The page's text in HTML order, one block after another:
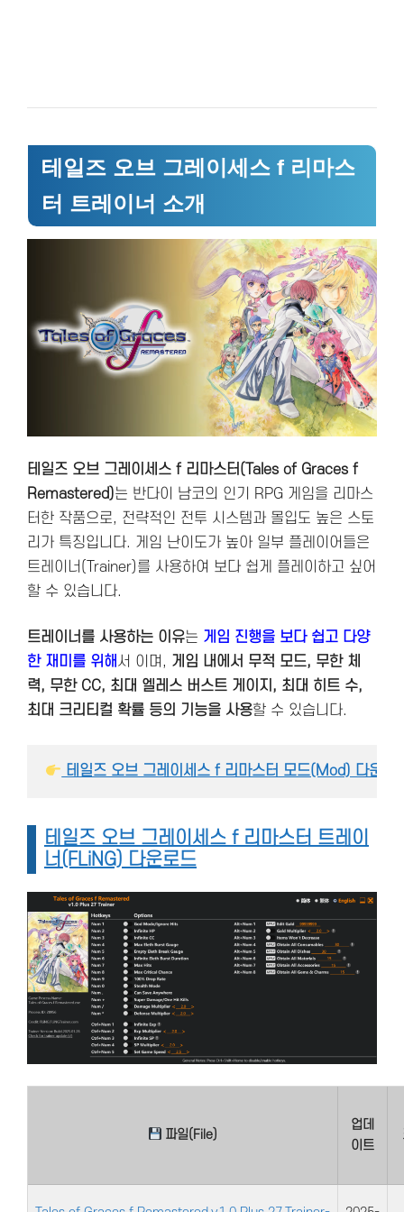
테일즈 오브 그레이세스 f 리마스
터 트레이너 소개
테일즈 오브 그레이세스 f 리마스터(Tales of Graces f
Remastered)는 반다이 남코의 인기 RPG 게임을 리마스
터한 작품으로, 전략적인 전투 시스템과 몰입도 높은 스토
리가 특징입니다. 게임 난이도가 높아 일부 플레이어들은
트레이너(Trainer)를 사용하여 보다 쉽게 플레이하고 싶어
할 수 있습니다.
트레이너를 사용하는 이유는 게임 진행을 보다 쉽고 다양
한 재미를 위해서 이며, 게임 내에서 무적 모드, 무한 체
력, 무한 CC, 최대 엘레스 버스트 게이지, 최대 히트 수,
최대 크리티컬 확률 등의 기능을 사용할 수 있습니다.
테일즈 오브 그레이세스 f 리마스터 모드(Mod) 다운로
테일즈 오브 그레이세스 f 리마스터 트레이
너(FLiNG) 다운로드
파일(File)
업데
이트